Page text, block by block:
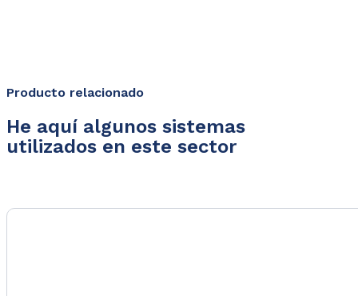
Producto relacionado
He aquí algunos sistemas
utilizados en este sector